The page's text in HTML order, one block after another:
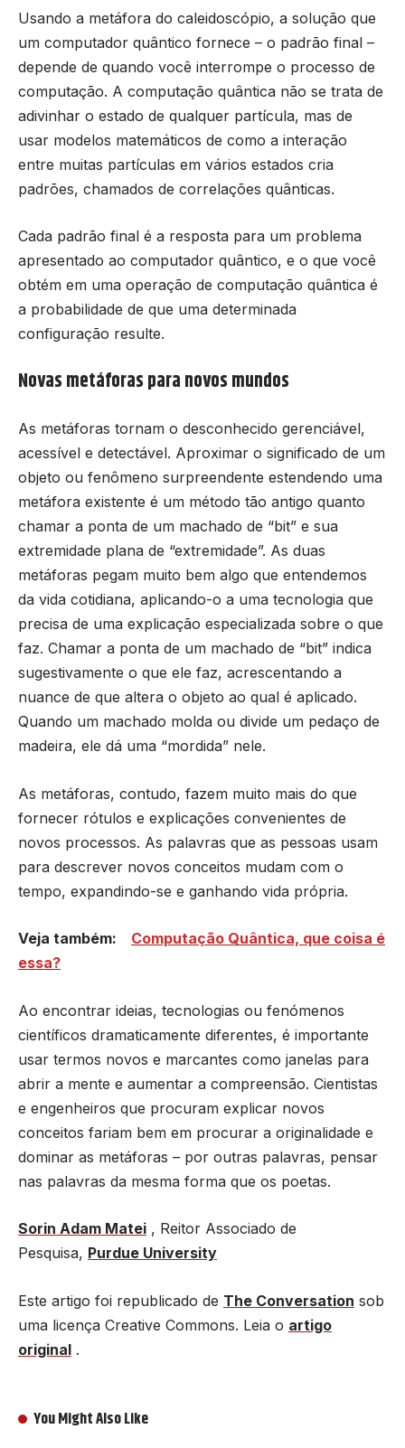
Usando a metáfora do caleidoscópio, a solução que
um computador quântico fornece – o padrão final –
depende de quando você interrompe o processo de
computação. A computação quântica não se trata de
adivinhar o estado de qualquer partícula, mas de
usar modelos matemáticos de como a interação
entre muitas partículas em vários estados cria
padrões, chamados de correlações quânticas.
Cada padrão final é a resposta para um problema
apresentado ao computador quântico, e o que você
obtém em uma operação de computação quântica é
a probabilidade de que uma determinada
configuração resulte.
Novas metáforas para novos mundos
As metáforas tornam o desconhecido gerenciável,
acessível e detectável. Aproximar o significado de um
objeto ou fenômeno surpreendente estendendo uma
metáfora existente é um método tão antigo quanto
chamar a ponta de um machado de “bit” e sua
extremidade plana de “extremidade”. As duas
metáforas pegam muito bem algo que entendemos
da vida cotidiana, aplicando-o a uma tecnologia que
precisa de uma explicação especializada sobre o que
faz. Chamar a ponta de um machado de “bit” indica
sugestivamente o que ele faz, acrescentando a
nuance de que altera o objeto ao qual é aplicado.
Quando um machado molda ou divide um pedaço de
madeira, ele dá uma “mordida” nele.
As metáforas, contudo, fazem muito mais do que
fornecer rótulos e explicações convenientes de
novos processos. As palavras que as pessoas usam
para descrever novos conceitos mudam com o
tempo, expandindo-se e ganhando vida própria.
Veja também:
Computação Quântica, que coisa é
essa?
Ao encontrar ideias, tecnologias ou fenómenos
científicos dramaticamente diferentes, é importante
usar termos novos e marcantes como janelas para
abrir a mente e aumentar a compreensão. Cientistas
e engenheiros que procuram explicar novos
conceitos fariam bem em procurar a originalidade e
dominar as metáforas – por outras palavras, pensar
nas palavras da mesma forma que os poetas.
Sorin Adam Matei , Reitor Associado de
Pesquisa, Purdue University
Este artigo foi republicado de The Conversation sob
uma licença Creative Commons. Leia o artigo
original .
You Might Also Like